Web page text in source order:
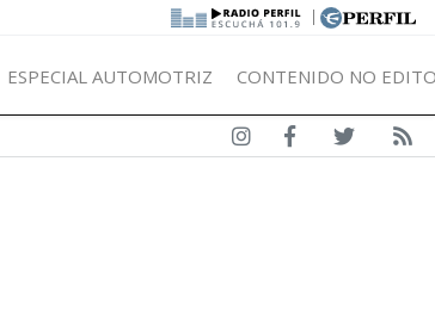
|
ESPECIAL AUTOMOTRIZ CONTENIDO NO